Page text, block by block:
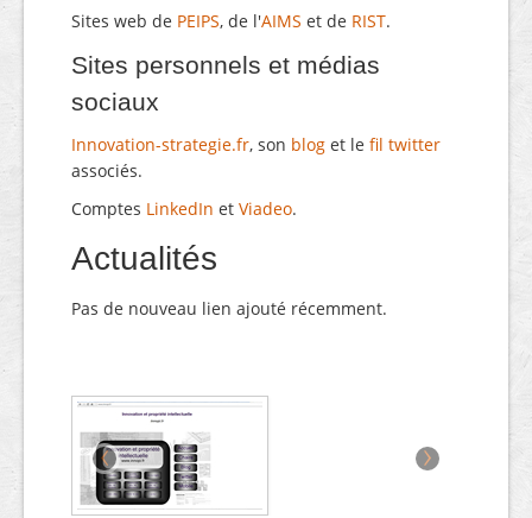
Sites web de PEIPS, de l'AIMS et de RIST.
Sites personnels et médias
sociaux
Innovation-strategie.fr, son blog et le fil twitter
associés.
Comptes LinkedIn et Viadeo.
Actualités
Pas de nouveau lien ajouté récemment.
‹ ›